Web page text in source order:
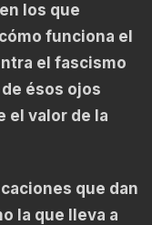
los que
funciona el
el fascismo
ésos ojos
el valor de la
que dan
la que lleva a